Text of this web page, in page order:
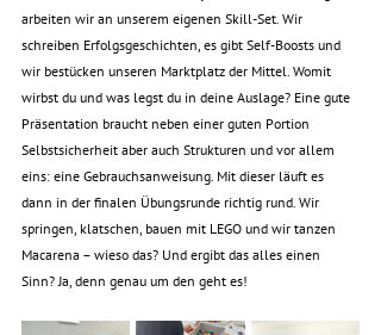
arbeiten wir an unserem eigenen Skill-Set. Wir
schreiben Erfolgsgeschichten, es gibt Self-Boosts und
wir bestücken unseren Marktplatz der Mittel. Womit
wirbst du und was legst du in deine Auslage? Eine gute
Präsentation braucht neben einer guten Portion
Selbstsicherheit aber auch Strukturen und vor allem
eins: eine Gebrauchsanweisung. Mit dieser läuft es
dann in der finalen Übungsrunde richtig rund. Wir
springen, klatschen, bauen mit LEGO und wir tanzen
Macarena – wieso das? Und ergibt das alles einen
Sinn? Ja, denn genau um den geht es!